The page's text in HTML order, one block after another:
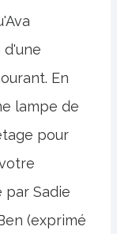
d'une
En
lampe de
pour
par Sadie
(exprimé